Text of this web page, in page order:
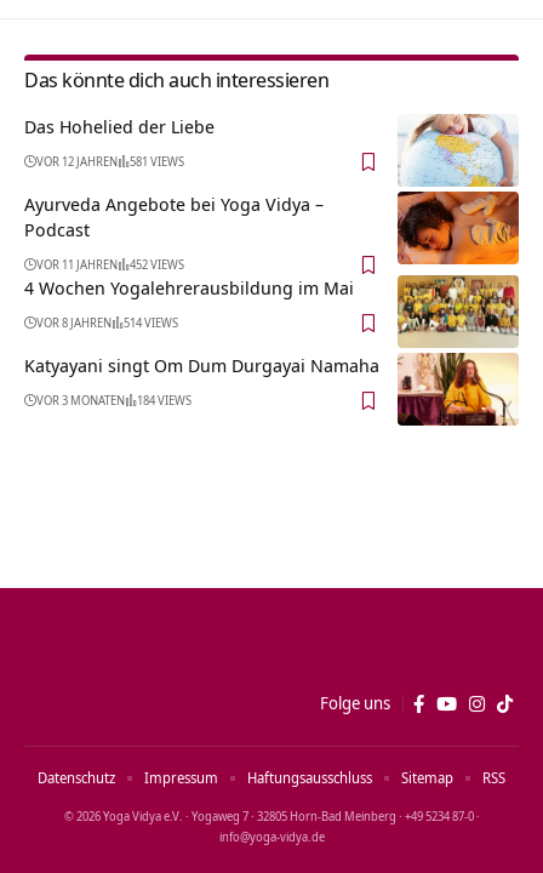
Das könnte dich auch interessieren
Das Hohelied der Liebe
VOR 12 JAHREN 581 VIEWS
Ayurveda Angebote bei Yoga Vidya –
Podcast
VOR 11 JAHREN 452 VIEWS
4 Wochen Yogalehrerausbildung im Mai
VOR 8 JAHREN 514 VIEWS
Katyayani singt Om Dum Durgayai Namaha
VOR 3 MONATEN 184 VIEWS
Folge uns
© 2026 Yoga Vidya e.V. · Yogaweg 7 · 32805 Horn‑Bad Meinberg · +49 5234 87‑0 ·
info@yoga‑vidya.de
Datenschutz Impressum Haftungsausschluss Sitemap RSS